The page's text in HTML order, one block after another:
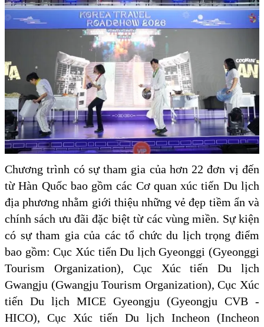
Chương trình có sự tham gia của hơn 22 đơn vị đến
từ Hàn Quốc bao gồm các Cơ quan xúc tiến Du lịch
địa phương nhằm giới thiệu những vẻ đẹp tiềm ẩn và
chính sách ưu đãi đặc biệt từ các vùng miền. Sự kiện
có sự tham gia của các tổ chức du lịch trọng điểm
bao gồm: Cục Xúc tiến Du lịch Gyeonggi (Gyeonggi
Tourism Organization), Cục Xúc tiến Du lịch
Gwangju (Gwangju Tourism Organization), Cục Xúc
tiến Du lịch MICE Gyeongju (Gyeongju CVB -
HICO), Cục Xúc tiến Du lịch Incheon (Incheon